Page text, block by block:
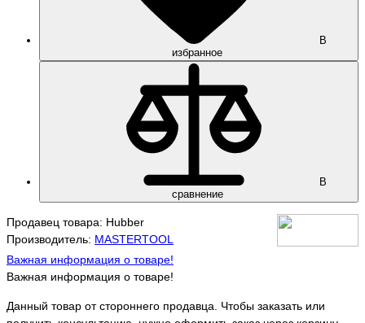
В
избранное
В
сравнение
Продавец товара: Hubber
Производитель: MASTERTOOL
Важная информация о товаре!
Важная информация о товаре!
Данный товар от стороннего продавца. Чтобы заказать или